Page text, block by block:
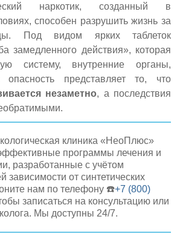
наркотик, созданный в
способен разрушить жизнь за
Под видом ярких таблеток
замедленного действия», которая
систему, внутренние органы,
опасность представляет то, что
незаметно, а последствия
клиника «НеоПлюс»
программы лечения и
разработанные с учётом
зависимости от синтетических
нам по телефону ☎️+7 (800)
записаться на консультацию или
Мы доступны 24/7.